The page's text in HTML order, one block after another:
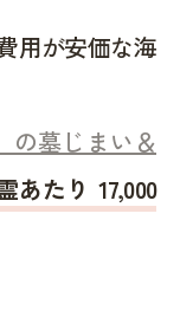
用が安価な海
の墓じまい＆
あたり 17,000